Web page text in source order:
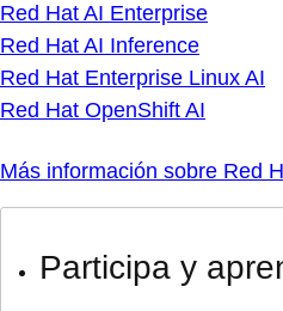
Red Hat AI Enterprise
Red Hat AI Inference
Red Hat Enterprise Linux AI
Red Hat OpenShift AI
Más información sobre Red
Participa y